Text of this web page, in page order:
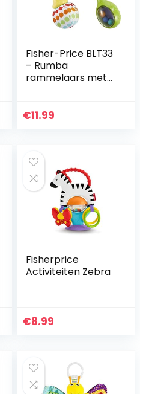
Fisher-Price BLT33
– Rumba
rammelaars met
vanaf 3 maanden
€11.99
Fisherprice
Activiteiten Zebra
€8.99